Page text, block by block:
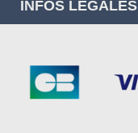
INFOS LEGALES